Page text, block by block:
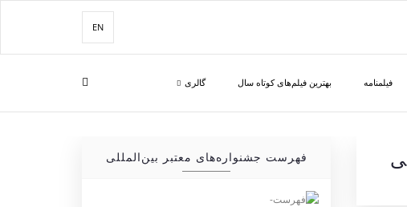
EN
فیلمنامه بهترین فیلم‌های کوتاه سال گالری
فهرست جشنواره‌های معتبر بین‌المللی